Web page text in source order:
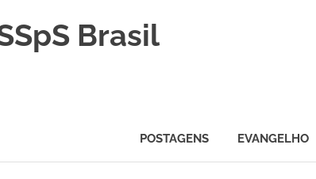
Brasil
POSTAGENS EVANGELHO